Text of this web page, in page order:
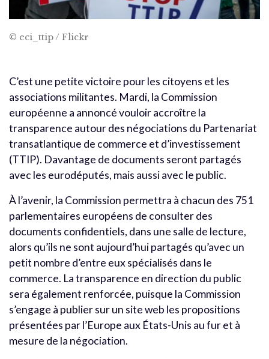
© eci_ttip / Flickr
C’est une petite victoire pour les citoyens et les
associations militantes. Mardi, la Commission
européenne a annoncé vouloir accroître la
transparence autour des négociations du Partenariat
transatlantique de commerce et d’investissement
(TTIP). Davantage de documents seront partagés
avec les eurodéputés, mais aussi avec le public.
À l’avenir, la Commission permettra à chacun des 751
parlementaires européens de consulter des
documents confidentiels, dans une salle de lecture,
alors qu’ils ne sont aujourd’hui partagés qu’avec un
petit nombre d’entre eux spécialisés dans le
commerce. La transparence en direction du public
sera également renforcée, puisque la Commission
s’engage à publier sur un site web les propositions
présentées par l’Europe aux États-Unis au fur et à
mesure de la négociation.